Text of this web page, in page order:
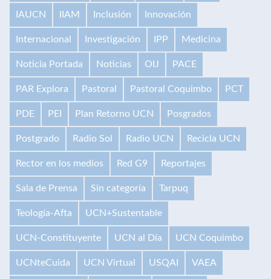
IAUCN IIAM Inclusión Innovación
Internacional Investigación IPP Medicina
Noticia Portada Noticias OIJ PACE
PAR Explora Pastoral Pastoral Coquimbo PCT
PDE PEI Plan Retorno UCN Posgrados
Postgrado Radio Sol Radio UCN Recicla UCN
Rector en los medios Red G9 Reportajes
Sala de Prensa Sin categoría Tarpuq
Teología-Afta UCN+Sustentable
UCN-Constituyente UCN al Día UCN Coquimbo
UCNteCuida UCN Virtual USQAI VAEA